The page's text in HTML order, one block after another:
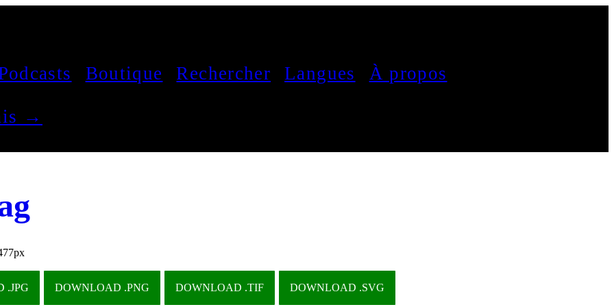
Boutique Rechercher Langues À propos
→
.JPG DOWNLOAD .PNG DOWNLOAD .TIF DOWNLOAD .SVG